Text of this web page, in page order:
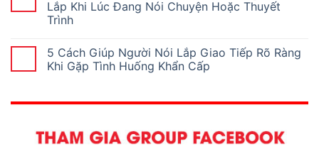
Lắp Khi Lúc Đang Nói Chuyện Hoặc Thuyết
Trình
5 Cách Giúp Người Nói Lắp Giao Tiếp Rõ Ràng
Khi Gặp Tình Huống Khẩn Cấp